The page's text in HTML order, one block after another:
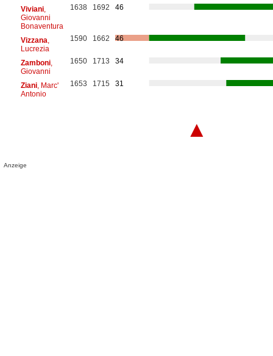
Viviani,
Giovanni
Bonaventura
1638 1692 46
Vizzana
Lucrezia
1590 1662 46
Zamboni,
Giovanni
1650 1713 34
Ziani, Marc'
Antonio
1653 1715 31
▲
Anzeige